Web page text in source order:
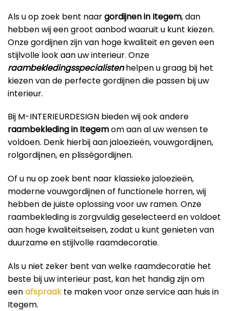
Als u op zoek bent naargordijnen in Itegem, dan
hebben wij een groot aanbod waaruit u kunt kiezen.
Onze gordijnen zijn van hoge kwaliteit en geven een
stijlvolle look aan uw interieur. Onze
raambekledingsspecialistenhelpen u graag bij het
kiezen van de perfecte gordijnen die passen bij uw
interieur.
Bij M-INTERIEURDESIGN bieden wij ook andere
raambekleding in Itegemom aan al uw wensen te
voldoen. Denk hierbij aan jaloezieën, vouwgordijnen,
rolgordijnen, en plisségordijnen.
Of u nu op zoek bent naar klassieke jaloezieën,
moderne vouwgordijnen of functionele horren, wij
hebben de juiste oplossing voor uw ramen. Onze
raambekleding is zorgvuldig geselecteerd en voldoet
aan hoge kwaliteitseisen, zodat u kunt genieten van
duurzame en stijlvolle raamdecoratie.
Als u niet zeker bent van welke raamdecoratie het
beste bij uw interieur past, kan het handig zijn om
eenafspraakte maken voor onze service aan huis in
Itegem.